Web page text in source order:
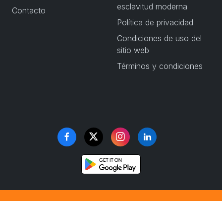
Contacto
esclavitud moderna
Política de privacidad
Condiciones de uso del
sitio web
Términos y condiciones